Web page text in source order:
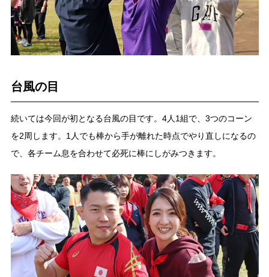
台風の目
続いては今回が初となる台風の目です。4人1組で、3つのコーン
を2周します。1人でも棒から手が離れた時点でやり直しになるの
で、各チーム息を合わせて必死に棒にしがみつきます。